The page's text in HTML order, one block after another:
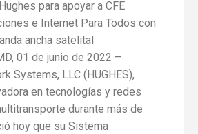
para apoyar a CFE
e Internet Para Todos con
ancha satelital
01 de junio de 2022 –
Systems, LLC (HUGHES),
en tecnologías y redes
durante más de
hoy que su Sistema